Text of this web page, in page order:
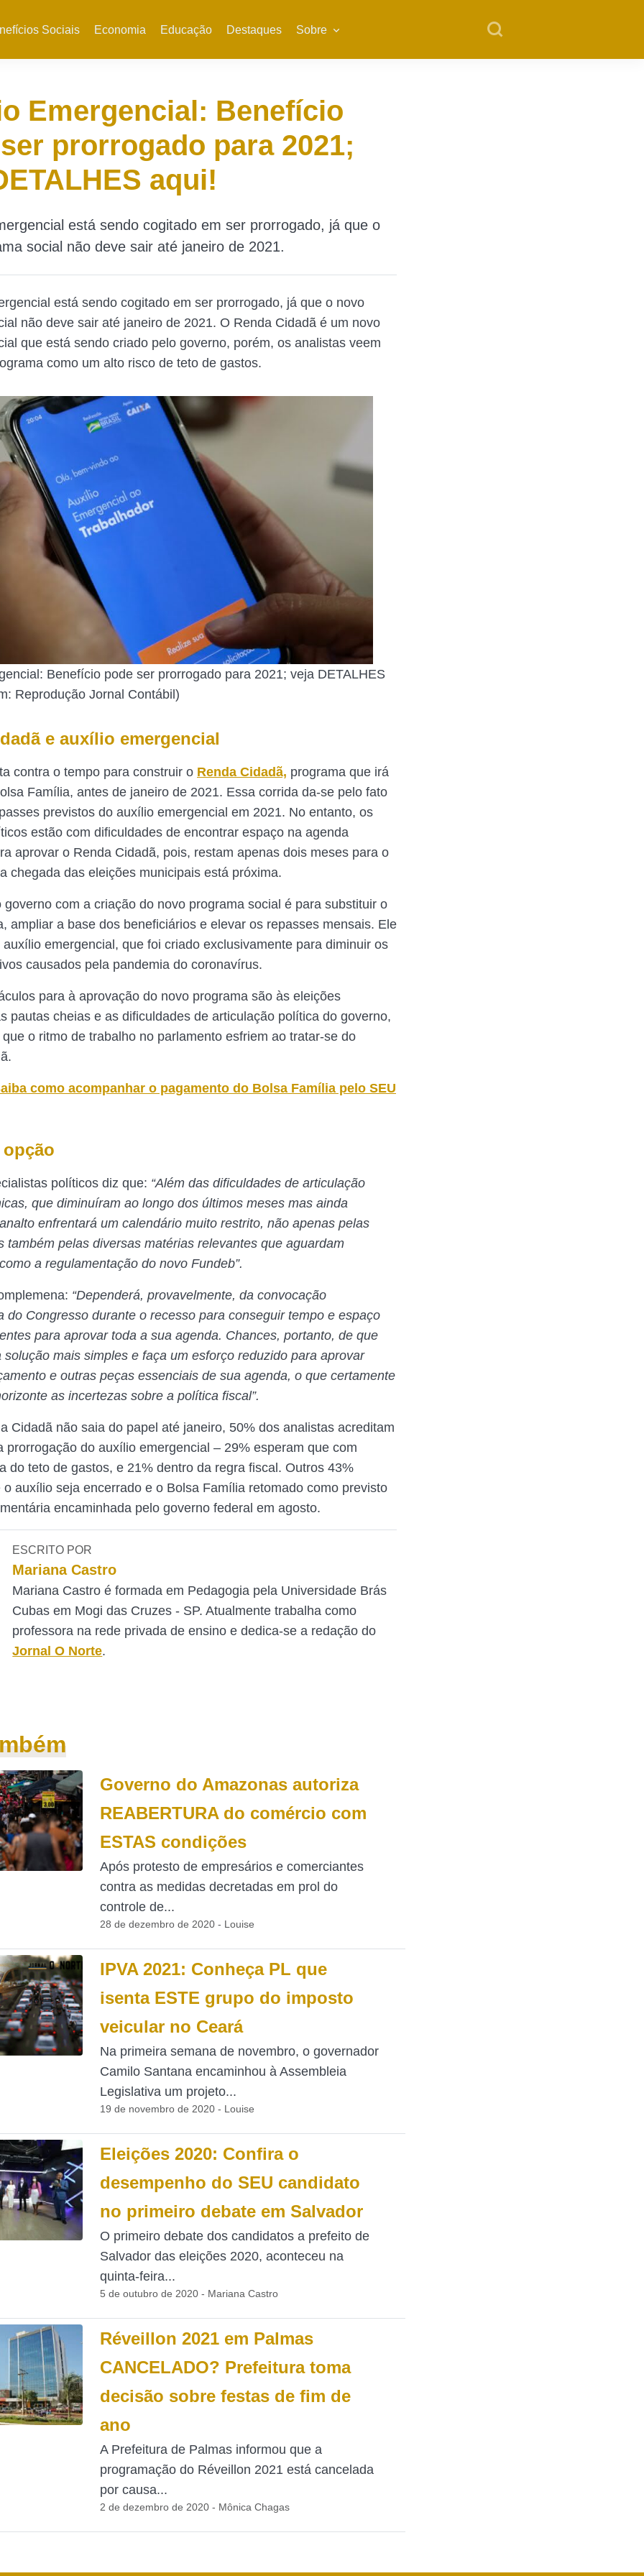
Sociais Economia Educação Destaques Sobre
Emergencial: Benefício
prorrogado para 2021;
aqui!
está sendo cogitado em ser prorrogado, já que o
social não deve sair até janeiro de 2021.
está sendo cogitado em ser prorrogado, já que o novo
não deve sair até janeiro de 2021. O Renda Cidadã é um novo
que está sendo criado pelo governo, porém, os analistas veem
como um alto risco de teto de gastos.
Benefício pode ser prorrogado para 2021; veja DETALHES
Reprodução Jornal Contábil)
e auxílio emergencial
contra o tempo para construir o Renda Cidadã, programa que irá
Família, antes de janeiro de 2021. Essa corrida da-se pelo fato
previstos do auxílio emergencial em 2021. No entanto, os
estão com dificuldades de encontrar espaço na agenda
aprovar o Renda Cidadã, pois, restam apenas dois meses para o
chegada das eleições municipais está próxima.
governo com a criação do novo programa social é para substituir o
ampliar a base dos beneficiários e elevar os repasses mensais. Ele
emergencial, que foi criado exclusivamente para diminuir os
causados pela pandemia do coronavírus.
para à aprovação do novo programa são às eleições
pautas cheias e as dificuldades de articulação política do governo,
o ritmo de trabalho no parlamento esfriem ao tratar-se do
como acompanhar o pagamento do Bolsa Família pelo SEU
políticos diz que: “Além das dificuldades de articulação
que diminuíram ao longo dos últimos meses mas ainda
enfrentará um calendário muito restrito, não apenas pelas
também pelas diversas matérias relevantes que aguardam
a regulamentação do novo Fundeb”.
“Dependerá, provavelmente, da convocação
do Congresso durante o recesso para conseguir tempo e espaço
para aprovar toda a sua agenda. Chances, portanto, de que
solução mais simples e faça um esforço reduzido para aprovar
e outras peças essenciais de sua agenda, o que certamente
as incertezas sobre a política fiscal”.
Cidadã não saia do papel até janeiro, 50% dos analistas acreditam
prorrogação do auxílio emergencial – 29% esperam que com
do teto de gastos, e 21% dentro da regra fiscal. Outros 43%
o auxílio seja encerrado e o Bolsa Família retomado como previsto
encaminhada pelo governo federal em agosto.
ESCRITO POR
Mariana Castro
Mariana Castro é formada em Pedagogia pela Universidade Brás
Cubas em Mogi das Cruzes - SP. Atualmente trabalha como
professora na rede privada de ensino e dedica-se a redação do
Jornal O Norte.
Governo do Amazonas autoriza
REABERTURA do comércio com
ESTAS condições
Após protesto de empresários e comerciantes
contra as medidas decretadas em prol do
controle de...
28 de dezembro de 2020 - Louise
IPVA 2021: Conheça PL que
isenta ESTE grupo do imposto
veicular no Ceará
Na primeira semana de novembro, o governador
Camilo Santana encaminhou à Assembleia
Legislativa um projeto...
19 de novembro de 2020 - Louise
Eleições 2020: Confira o
desempenho do SEU candidato
no primeiro debate em Salvador
O primeiro debate dos candidatos a prefeito de
Salvador das eleições 2020, aconteceu na
quinta-feira...
5 de outubro de 2020 - Mariana Castro
Réveillon 2021 em Palmas
CANCELADO? Prefeitura toma
decisão sobre festas de fim de
ano
A Prefeitura de Palmas informou que a
programação do Réveillon 2021 está cancelada
por causa...
2 de dezembro de 2020 - Mônica Chagas